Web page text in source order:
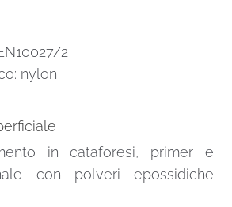
2
nylon
in cataforesi, primer e
con polveri epossidiche